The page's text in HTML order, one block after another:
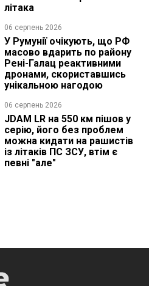
літака
06 серпень 2026
У Румунії очікують, що РФ
масово вдарить по району
Рені-Галац реактивними
дронами, скориставшись
унікальною нагодою
06 серпень 2026
JDAM LR на 550 км пішов у
серію, його без проблем
можна кидати на рашистів
із літаків ПС ЗСУ, втім є
певні "але"